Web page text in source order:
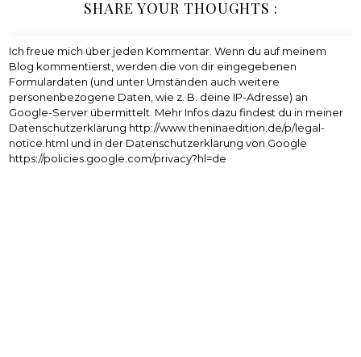
SHARE YOUR THOUGHTS :
Ich freue mich über jeden Kommentar. Wenn du auf meinem
Blog kommentierst, werden die von dir eingegebenen
Formulardaten (und unter Umständen auch weitere
personenbezogene Daten, wie z. B. deine IP-Adresse) an
Google-Server übermittelt. Mehr Infos dazu findest du in meiner
Datenschutzerklärung http://www.theninaedition.de/p/legal-
notice.html und in der Datenschutzerklärung von Google
https://policies.google.com/privacy?hl=de